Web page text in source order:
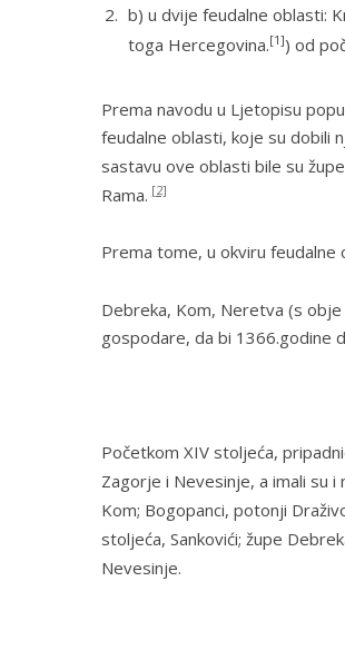
b) u dvije feudalne oblasti:
toga Hercegovina.[1]) od
Prema navodu u Ljetopisu
feudalne oblasti, koje su dobili
sastavu ove oblasti bile su župe
Rama. [2]
Prema tome, u okviru feudalne
Debreka, Kom, Neretva (s
gospodare, da bi 1366.godine
Početkom XIV stoljeća,
Zagorje i Nevesinje, a imali su
Kom; Bogopanci, potonji
stoljeća, Sankovići; župe
Nevesinje.